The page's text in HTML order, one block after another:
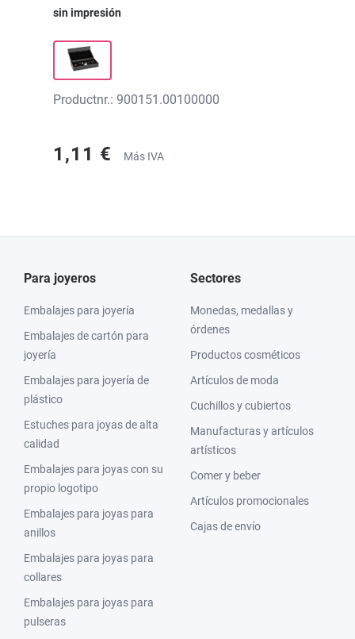
sin impresión
Productnr.: 900151.00100000
1,11 € Más IVA
Para joyeros
Embalajes para joyería
Embalajes de cartón para
joyería
Embalajes para joyería de
plástico
Estuches para joyas de alta
calidad
Embalajes para joyas con su
propio logotipo
Embalajes para joyas para
anillos
Embalajes para joyas para
collares
Embalajes para joyas para
pulseras
Sectores
Monedas, medallas y
órdenes
Productos cosméticos
Artículos de moda
Cuchillos y cubiertos
Manufacturas y artículos
artísticos
Comer y beber
Artículos promocionales
Cajas de envío